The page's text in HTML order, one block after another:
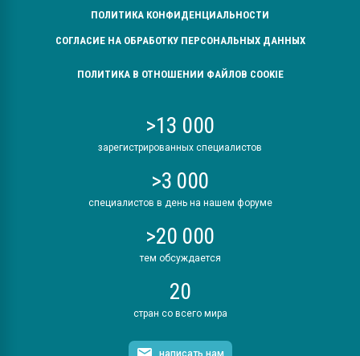
ПОЛИТИКА КОНФИДЕНЦИАЛЬНОСТИ
СОГЛАСИЕ НА ОБРАБОТКУ ПЕРСОНАЛЬНЫХ ДАННЫХ
ПОЛИТИКА В ОТНОШЕНИИ ФАЙЛОВ COOKIE
>13 000
зарегистрированных специалистов
>3 000
специалистов в день на нашем форуме
>20 000
тем обсуждается
20
стран со всего мира
написать нам